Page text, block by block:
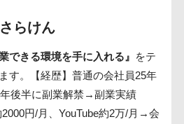
さらけん
できる環境を手に入れる』
をテ
す。【経歴】普通の会社員25年
後半に副業解禁→副業実績
円/月、YouTube約2万/月→会